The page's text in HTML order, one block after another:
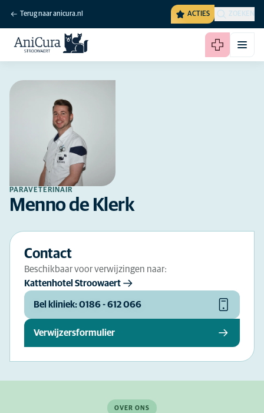
Terug naar anicura.nl ACTIES ZOEKEN
PARAVETERINAIR
Menno de Klerk
Contact
Beschikbaar voor verwijzingen naar:
Kattenhotel Stroowaert
Bel kliniek: 0186 - 612 066
Verwijzersformulier
OVER ONS